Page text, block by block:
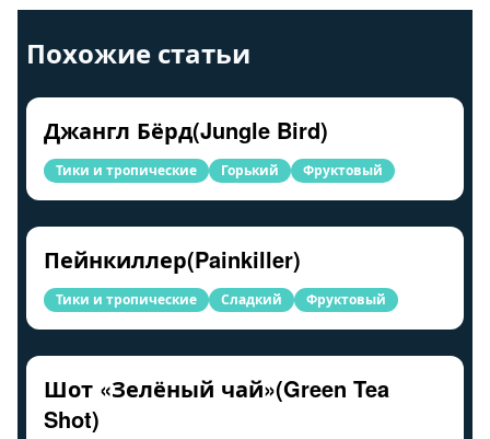
Похожие статьи
Джангл Бёрд(Jungle Bird)
Тики и тропические Горький Фруктовый
Пейнкиллер(Painkiller)
Тики и тропические Сладкий Фруктовый
Шот «Зелёный чай»(Green Tea
Shot)